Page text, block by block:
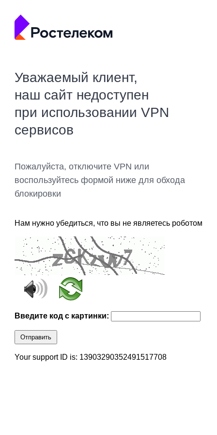
Уважаемый клиент,
наш сайт недоступен
при использовании VPN
сервисов
Пожалуйста, отключите VPN или
воспользуйтесь формой ниже для обхода
блокировки
Нам нужно убедиться, что вы не являетесь роботом
Введите код с картинки:
Отправить
Your support ID is: 13903290352491517708